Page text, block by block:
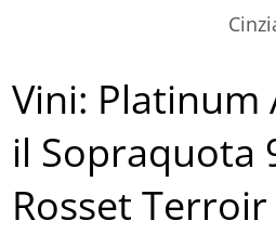
Vini: Platinum
il Sopraquota
Rosset Terroir